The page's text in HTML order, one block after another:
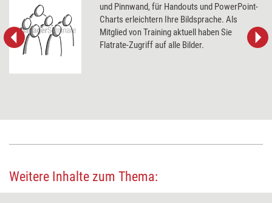
und Pinnwand, für Handouts und PowerPoint-
Charts erleichtern Ihre Bildsprache. Als
Mitglied von Training aktuell haben Sie
Flatrate-Zugriff auf alle Bilder.
Weitere Inhalte zum Thema: